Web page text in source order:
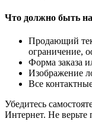
Что должно быть
Продающий
ограничение,
Форма заказа
Изображение
Все
Убедитесь
Интернет. Не